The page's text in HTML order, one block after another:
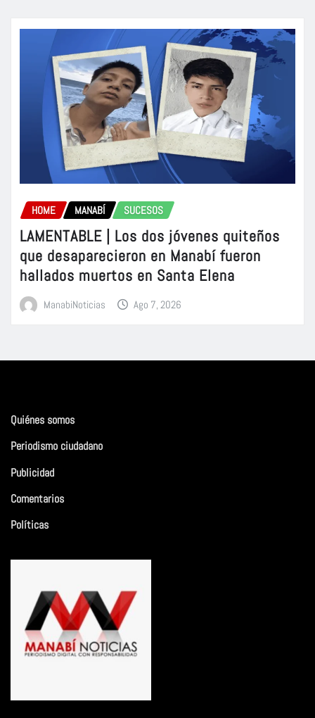
HOME MANABÍ SUCESOS
LAMENTABLE | Los dos jóvenes quiteños
que desaparecieron en Manabí fueron
hallados muertos en Santa Elena
ManabiNoticias Ago 7, 2026
Quiénes somos
Periodismo ciudadano
Publicidad
Comentarios
Políticas